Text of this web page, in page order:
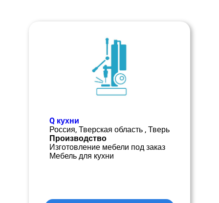
Q кухни
Россия, Тверская область , Тверь
Производство
Изготовление мебели под заказ
Мебель для кухни